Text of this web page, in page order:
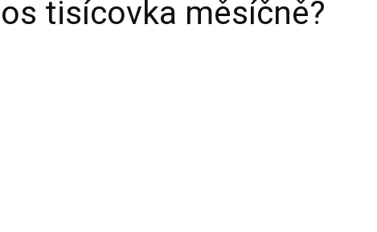
tisícovka měsíčně?